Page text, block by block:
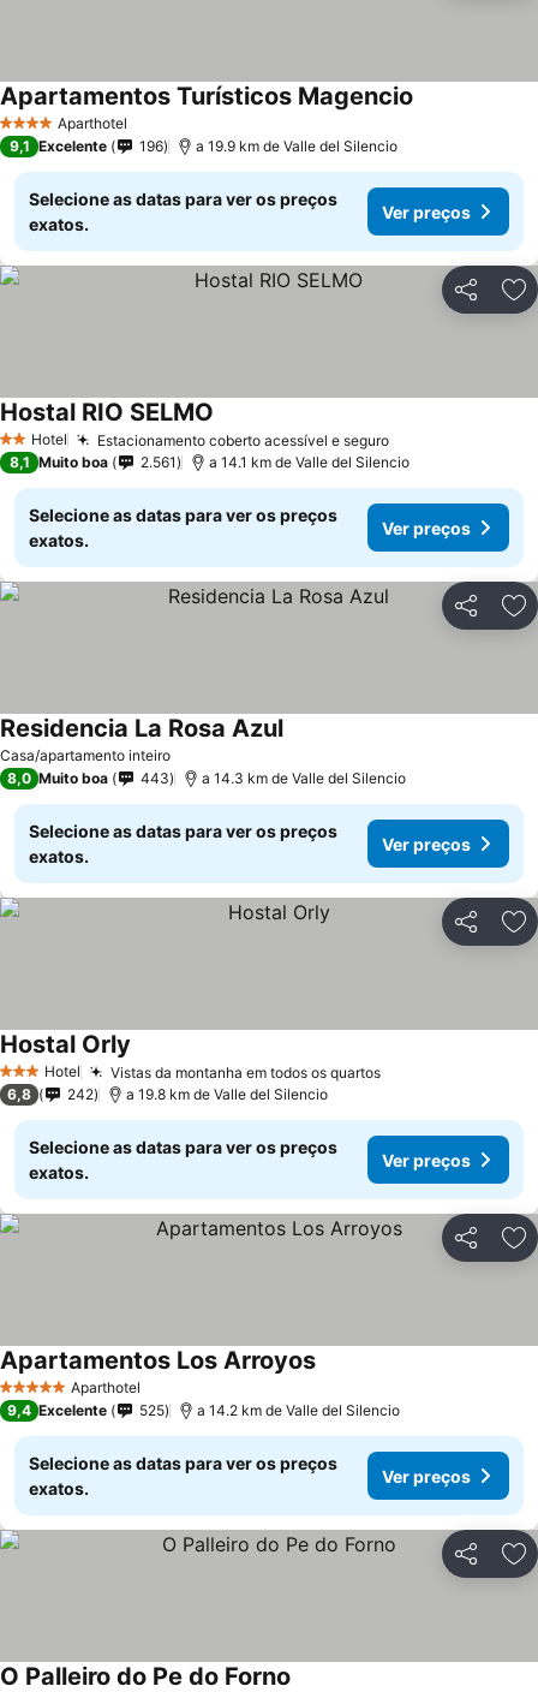
4 EstrelasAparthotel
Apartamentos Turísticos Magencio
9,1 Excelente 196 a 19.9 km de Valle del Silencio
Selecione as datas para ver os preços
exatos.
Ver preços
Partilhar
2 Estrelas
Hotel Estacionamento coberto acessível e seguro
Hostal RIO SELMO
8,1 Muito boa 2.561 a 14.1 km de Valle del Silencio
Selecione as datas para ver os preços
exatos.
Ver preços
Partilhar
Casa/apartamento inteiro
Residencia La Rosa Azul
8,0 Muito boa 443 a 14.3 km de Valle del Silencio
Selecione as datas para ver os preços
exatos.
Ver preços
Partilhar
3 EstrelasHotel Vistas da montanha em todos os quartos
Hostal Orly
6,8 242 a 19.8 km de Valle del Silencio
Selecione as datas para ver os preços
exatos.
Ver preços
Partilhar
5 Estrelas Aparthotel
Apartamentos Los Arroyos
9,4 Excelente 525 a 14.2 km de Valle del Silencio
Selecione as datas para ver os preços
exatos.
Ver preços
Partilhar
O Palleiro do Pe do Forno